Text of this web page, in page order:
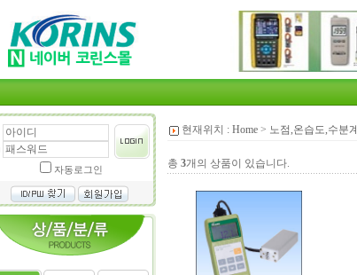
자동로그인
현재위치 : Home > 노점,온습도,수분계
총 3개의 상품이 있습니다.